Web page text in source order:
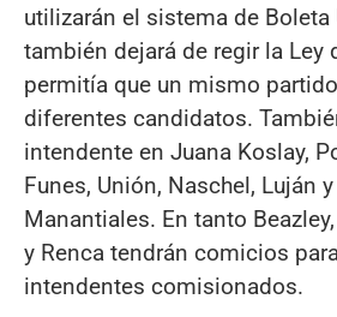
utilizarán el sistema de Boleta
también dejará de regir la Ley
permitía que un mismo
diferentes candidatos.
intendente en Juana Koslay,
Funes, Unión, Naschel, Luján
Manantiales. En tanto
y Renca tendrán comicios
intendentes comisionados.